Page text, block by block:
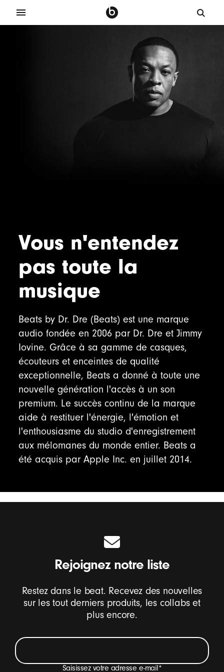
Vous n'entendez
pas toute la
musique
Beats by Dr. Dre (Beats) est une marque
audio fondée en 2006 par Dr. Dre et Jimmy
Iovine. Grâce à sa gamme de casques,
écouteurs et enceintes de qualité
exceptionnelle, Beats a donné à toute une
nouvelle génération l'accès à un son
premium. Le succès continu de la marque
aide à restituer l'énergie, l'émotion et
l'enthousiasme du studio d'enregistrement
aux mélomanes du monde entier. Beats a
été acquis par Apple Inc. en juillet 2014.
Rejoignez notre liste
Restez dans le beat. Recevez des nouvelles
sur les tout derniers produits, les collabs et
plus encore.
Saisissez votre adresse e-mail*